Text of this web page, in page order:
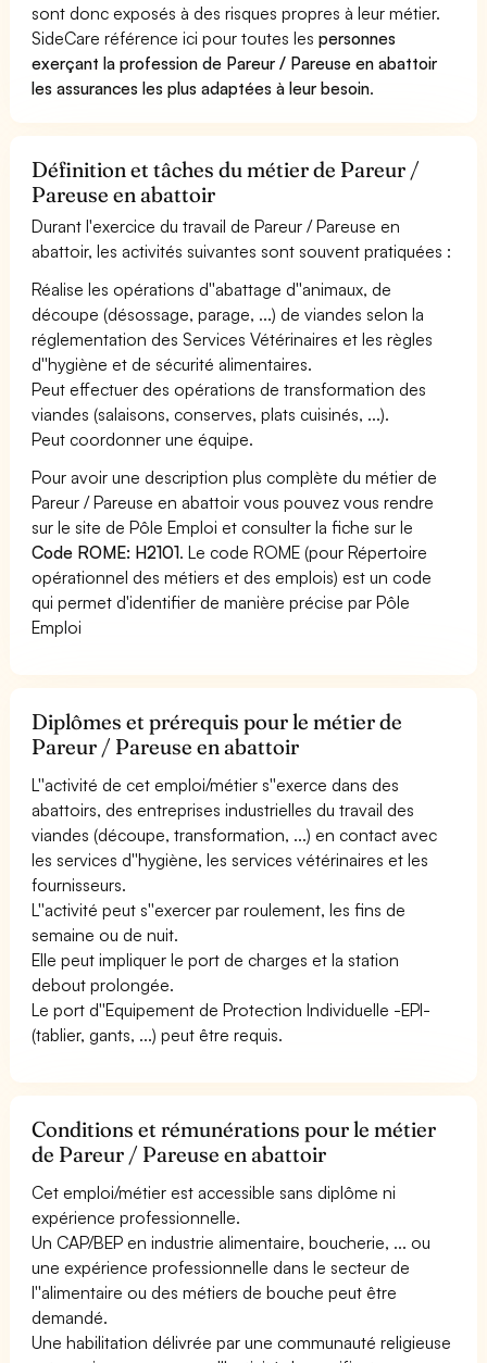
sont donc exposés à des risques propres à leur métier.
SideCare référence ici pour toutes lespersonnes
exerçant la profession de Pareur / Pareuse en abattoir
les assurances les plus adaptées à leur besoin.
Définition et tâches du métier de Pareur /
Pareuse en abattoir
Durant l'exercice du travail de Pareur / Pareuse en
abattoir, les activités suivantes sont souvent pratiquées :
Réalise les opérations d''abattage d''animaux, de
découpe (désossage, parage, ...) de viandes selon la
réglementation des Services Vétérinaires et les règles
d''hygiène et de sécurité alimentaires.
Peut effectuer des opérations de transformation des
viandes (salaisons, conserves, plats cuisinés, ...).
Peut coordonner une équipe.
Pour avoir une description plus complète du métier de
Pareur / Pareuse en abattoir vous pouvez vous rendre
sur le site de Pôle Emploi et consulter la fiche sur le
Code ROME: H2101. Le code ROME (pour Répertoire
opérationnel des métiers et des emplois) est un code
qui permet d'identifier de manière précise par Pôle
Emploi
Diplômes et prérequis pour le métier de
Pareur / Pareuse en abattoir
L''activité de cet emploi/métier s''exerce dans des
abattoirs, des entreprises industrielles du travail des
viandes (découpe, transformation, ...) en contact avec
les services d''hygiène, les services vétérinaires et les
fournisseurs.
L''activité peut s''exercer par roulement, les fins de
semaine ou de nuit.
Elle peut impliquer le port de charges et la station
debout prolongée.
Le port d''Equipement de Protection Individuelle -EPI-
(tablier, gants, ...) peut être requis.
Conditions et rémunérations pour le métier
de Pareur / Pareuse en abattoir
Cet emploi/métier est accessible sans diplôme ni
expérience professionnelle.
Un CAP/BEP en industrie alimentaire, boucherie, ... ou
une expérience professionnelle dans le secteur de
l''alimentaire ou des métiers de bouche peut être
demandé.
Une habilitation délivrée par une communauté religieuse